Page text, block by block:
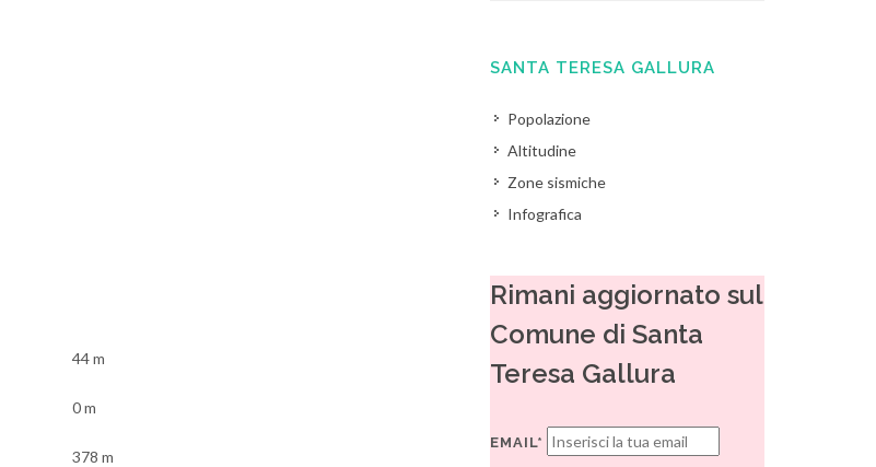
44 m
0 m
378 m
SANTA TERESA GALLURA
Popolazione
Altitudine
Zone sismiche
Infografica
Rimani aggiornato sul
Comune di Santa
Teresa Gallura
EMAIL*